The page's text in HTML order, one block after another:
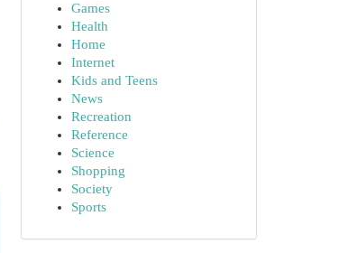
Games
Health
Home
Internet
Kids and Teens
News
Recreation
Reference
Science
Shopping
Society
Sports